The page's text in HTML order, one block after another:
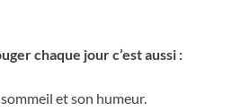
chaque jour c’est aussi :
et son humeur.